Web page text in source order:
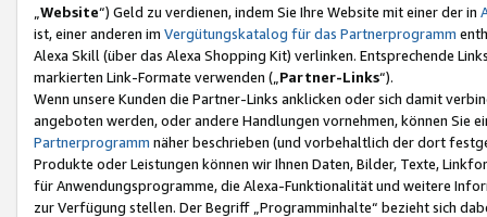
Website“) Geld zu verdienen, indem Sie Ihre Website mit einer der in
ist, einer anderen im Vergütungskatalog für das Partnerprogramm
Alexa Skill (über das Alexa Shopping Kit) verlinken. Entsprechende
markierten Link-Formate verwenden („ Partner-Links“).
Wenn unsere Kunden die Partner-Links anklicken oder sich damit
angeboten werden, oder andere Handlungen vornehmen, können Sie
Partnerprogramm näher beschrieben (und vorbehaltlich der dort
Produkte oder Leistungen können wir Ihnen Daten, Bilder, Texte,
für Anwendungsprogramme, die Alexa-Funktionalität und weitere
zur Verfügung stellen. Der Begriff „Programminhalte“ bezieht sich